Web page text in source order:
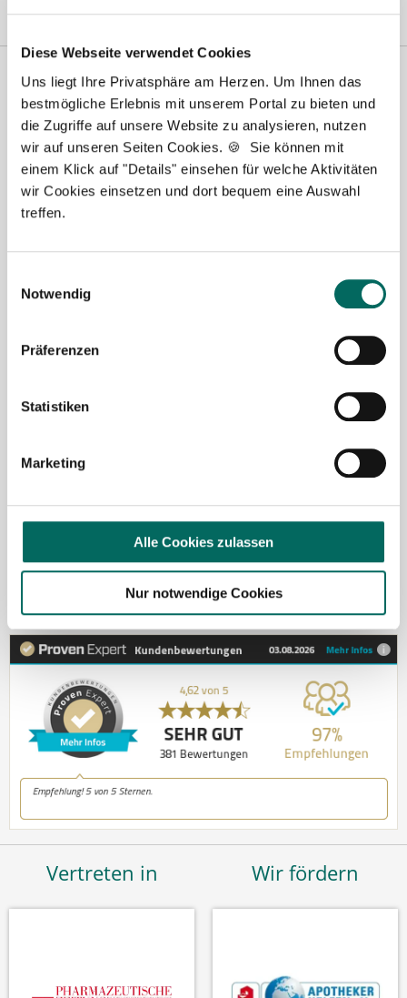
Diese Webseite verwendet Cookies
Uns liegt Ihre Privatsphäre am Herzen. Um Ihnen das
bestmögliche Erlebnis mit unserem Portal zu bieten und
die Zugriffe auf unsere Website zu analysieren, nutzen
wir auf unseren Seiten Cookies. 🍪 Sie können mit
einem Klick auf "Details" einsehen für welche Aktivitäten
wir Cookies einsetzen und dort bequem eine Auswahl
treffen.
Notwendig
Präferenzen
Statistiken
Marketing
Alle Cookies zulassen
Nur notwendige Cookies
Susanne Schwake-Karl
Gerne unterstütze ich Sie bei Ihrer Suche nach einer
Sie haben Fragen zu unseren Stellenanzeigen oder
kontaktieren Sie mich gerne.
Jetzt zur kostenlosen Stellenanfrage
Kontakt
Tel.: +49 (0) 521 / 911 730 37
Fax: +49 (0) 521 / 911 730 31
hallo@deutscher-apotheker-service.de
Vertreten in Wir fördern